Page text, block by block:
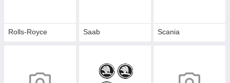
Rolls-Royce Saab Scania